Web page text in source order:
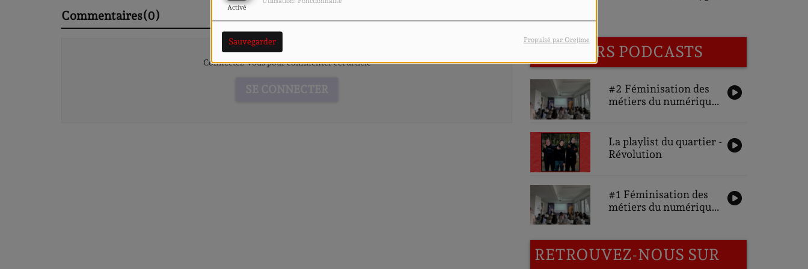
Activé
Sauvegarder Propulsé par Orejime
Commentaires(0)
Connectez-vous pour commenter cet article
DERNIERS PODCASTS
#2 Féminisation des
métiers du numérique,
des partenaires
La playlist du quartier -
Révolution
#1 Féminisation des
métiers du numérique,
des participantes
RETROUVEZ-NOUS SUR